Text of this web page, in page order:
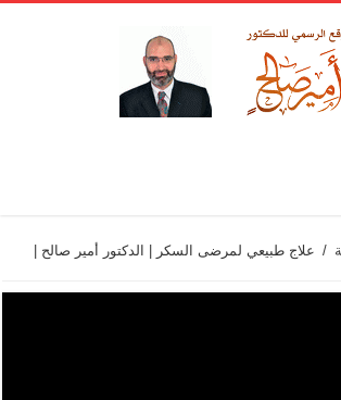
/ علاج طبيعي لمرضى السكر | الدكتور أمير صالح |